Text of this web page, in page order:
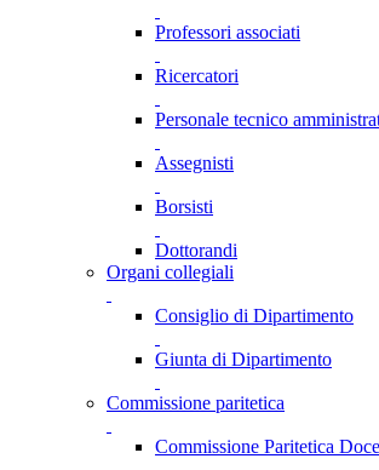
Professori associati
Ricercatori
Personale tecnico
Assegnisti
Borsisti
Dottorandi
Organi collegiali
Consiglio di Dipartimento
Giunta di Dipartimento
Commissione paritetica
Commissione Paritetica